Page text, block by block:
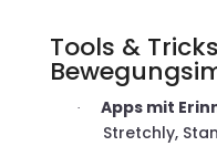
Tools &
· Apps mit
Stretchly,